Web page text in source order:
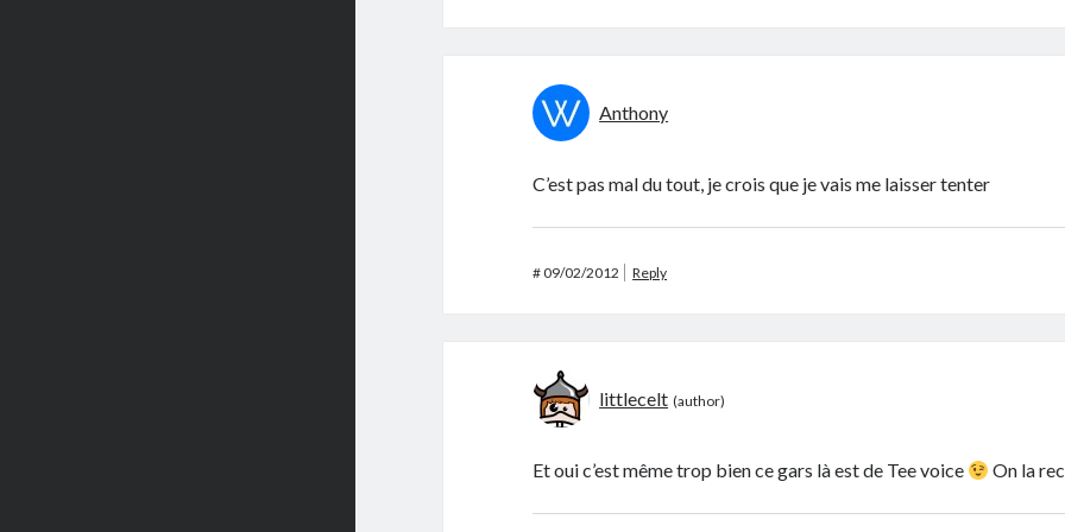
Anthony
C’est pas mal du tout, je crois que je vais me laisser tenter
#09/02/2012 Reply
littlecelt
Et oui c’est même trop bien ce gars là est de Tee voice On la